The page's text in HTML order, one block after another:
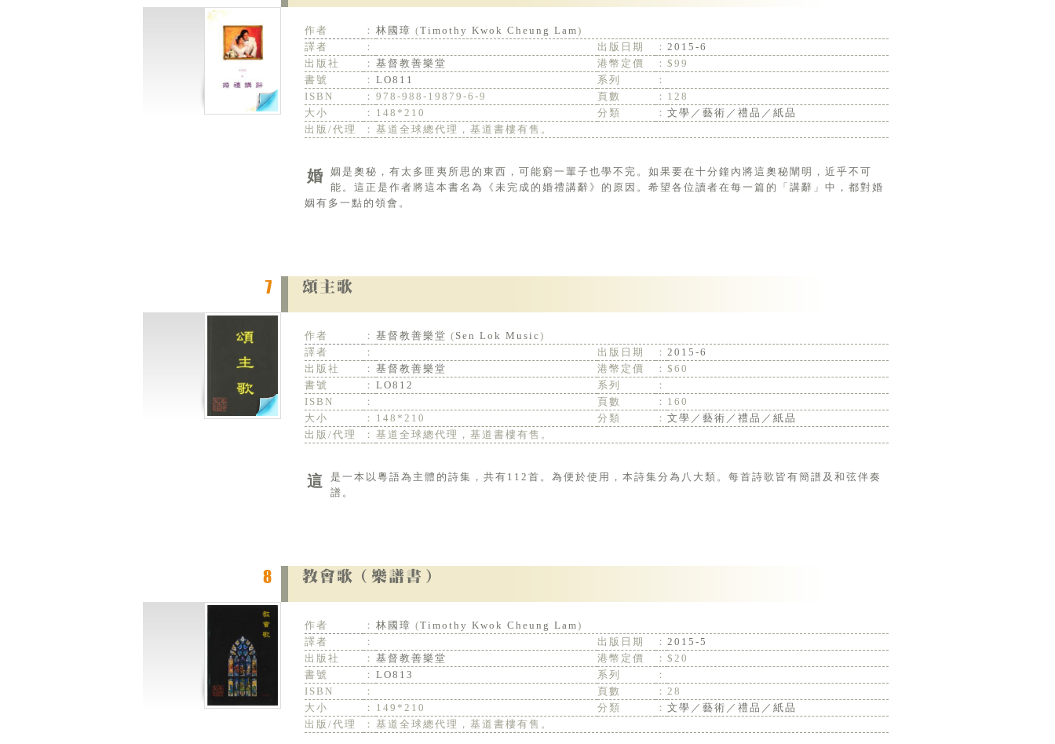
作者 ： 林國璋 (Timothy Kwok Cheung Lam)
譯者
： 出版日期 ： 2015-6
出版社
： 基督教善樂堂 港幣定價 ： $99
書號
： LO811 系列
：
ISBN
： 978-988-19879-6-9 頁數 ： 128
大小
： 148*210 分類 ： 文學／藝術／禮品／紙品
出版/代理
： 基道全球總代理，基道書樓有售。
婚姻是奧秘，有太多匪夷所思的東西，可能窮一輩子也學不完。如果要在十分鐘內將這奧秘闡明，近乎不可
能。這正是作者將這本書名為《未完成的婚禮講辭》的原因。希望各位讀者在每一篇的「講辭」中，都對婚
姻有多一點的領會。
作者 ： 基督教善樂堂 ( Sen Lok Music)
譯者
： 出版日期 ： 2015-6
出版社
： 基督教善樂堂 港幣定價 ： $60
書號
： LO812 系列
：
ISBN
： 頁數 ： 160
大小
： 148*210 分類 ： 文學／藝術／禮品／紙品
出版/代理
： 基道全球總代理，基道書樓有售。
這是一本以粵語為主體的詩集，共有112首。為便於使用，本詩集分為八大類。每首詩歌皆有簡譜及和弦伴奏
譜。
作者 ： 林國璋 (Timothy Kwok Cheung Lam)
譯者
： 出版日期 ： 2015-5
出版社
： 基督教善樂堂 港幣定價 ： $20
書號
： LO813 系列
：
ISBN
： 頁數 ： 28
大小
： 149*210 分類 ： 文學／藝術／禮品／紙品
出版/代理
： 基道全球總代理，基道書樓有售。